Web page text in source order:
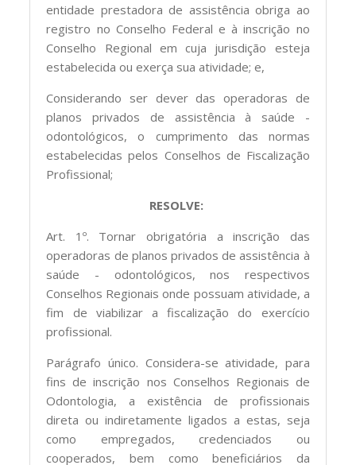
entidade prestadora de assistência obriga ao
registro no Conselho Federal e à inscrição no
Conselho Regional em cuja jurisdição esteja
estabelecida ou exerça sua atividade; e,
Considerando ser dever das operadoras de
planos privados de assistência à saúde -
odontológicos, o cumprimento das normas
estabelecidas pelos Conselhos de Fiscalização
Profissional;
RESOLVE:
Art. 1º. Tornar obrigatória a inscrição das
operadoras de planos privados de assistência à
saúde - odontológicos, nos respectivos
Conselhos Regionais onde possuam atividade, a
fim de viabilizar a fiscalização do exercício
profissional.
Parágrafo único. Considera-se atividade, para
fins de inscrição nos Conselhos Regionais de
Odontologia, a existência de profissionais
direta ou indiretamente ligados a estas, seja
como empregados, credenciados ou
cooperados, bem como beneficiários da